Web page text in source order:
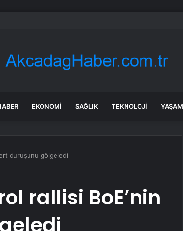
halka arzını pazarlama aralığının üstünde fiyatlandırıyor
EKONOMI SAĞLIK TEKNOLOJI YAŞAM
duruşunu gölgeledi
rallisi BoE’nin